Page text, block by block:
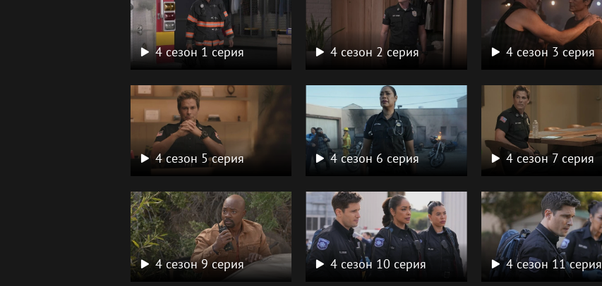
4 сезон 1 серия 4 сезон 2 серия 4 сезон 3 серия
4 сезон 5 серия 4 сезон 6 серия 4 сезон 7 серия
4 сезон 9 серия 4 сезон 10 серия 4 сезон 11 серия